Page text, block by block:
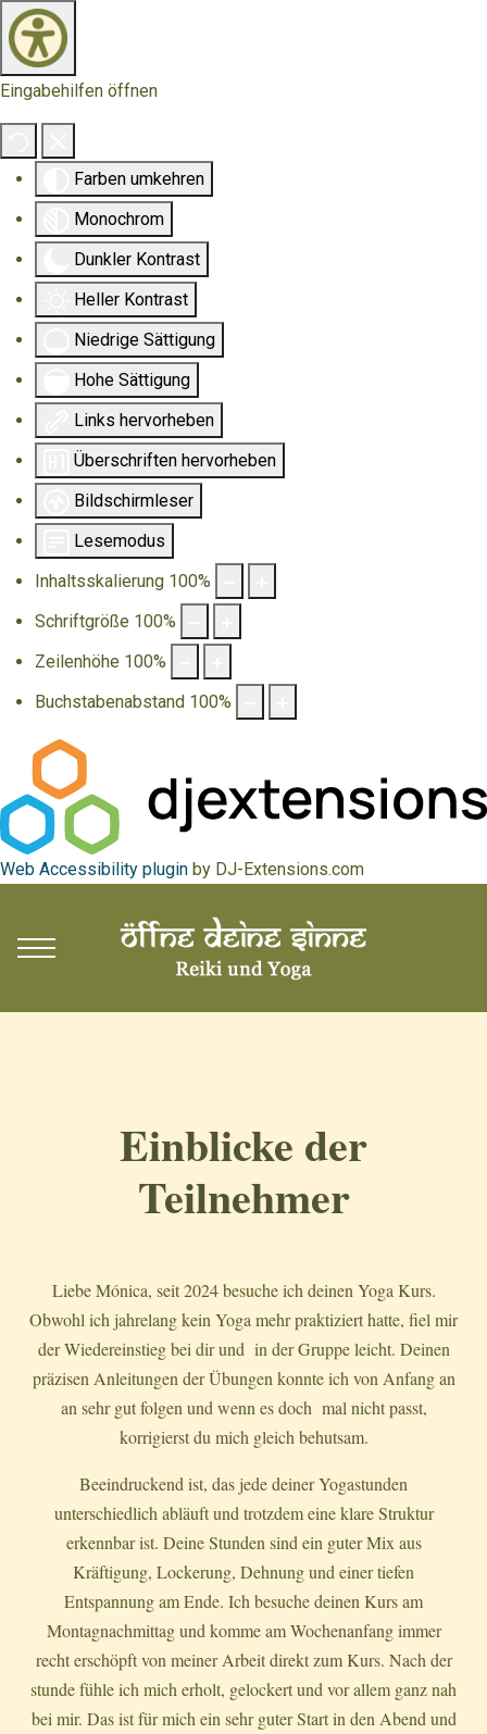
Eingabehilfen öffnen
Farben umkehren
Monochrom
Dunkler Kontrast
Heller Kontrast
Niedrige Sättigung
Hohe Sättigung
Links hervorheben
Überschriften hervorheben
Bildschirmleser
Lesemodus
Inhaltsskalierung 100%
Schriftgröße 100%
Zeilenhöhe 100%
Buchstabenabstand 100%
Web Accessibility plugin by DJ-Extensions.com
Mobile Menu Toggle
Einblicke der
Teilnehmer
Liebe Mónica, seit 2024 besuche ich deinen Yoga Kurs.
Obwohl ich jahrelang kein Yoga mehr praktiziert hatte, fiel mir
der Wiedereinstieg bei dir und in der Gruppe leicht. Deinen
präzisen Anleitungen der Übungen konnte ich von Anfang an
an sehr gut folgen und wenn es doch mal nicht passt,
korrigierst du mich gleich behutsam.
Beeindruckend ist, das jede deiner Yogastunden
unterschiedlich abläuft und trotzdem eine klare Struktur
erkennbar ist. Deine Stunden sind ein guter Mix aus
Kräftigung, Lockerung, Dehnung und einer tiefen
Entspannung am Ende. Ich besuche deinen Kurs am
Montagnachmittag und komme am Wochenanfang immer
recht erschöpft von meiner Arbeit direkt zum Kurs. Nach der
stunde fühle ich mich erholt, gelockert und vor allem ganz nah
bei mir. Das ist für mich ein sehr guter Start in den Abend und